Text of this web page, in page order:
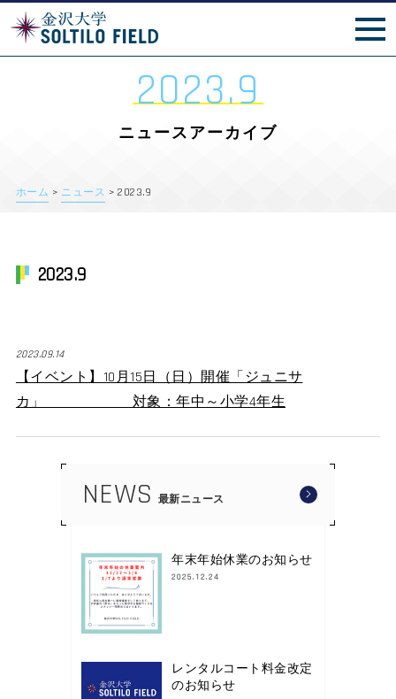
スポざわ祭
2023.9
ニュースアーカイブ
ホーム > ニュース > 2023.9
2023.9
2023.09.14
【イベント】10月15日（日）開催「ジュニサ
カ」 対象：年中～小学4年生
NEWS 最新ニュース
年末年始休業のお知らせ
2025.12.24
レンタルコート料金改定
のお知らせ